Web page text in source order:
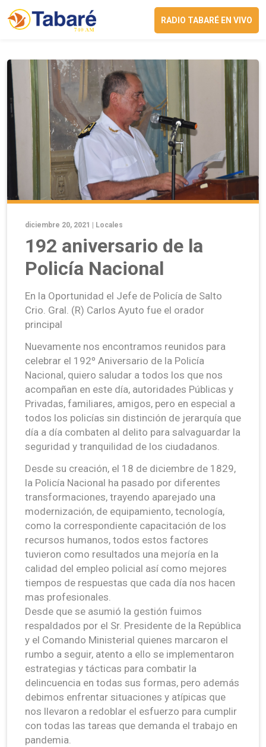
RADIO TABARÉ EN VIVO
diciembre 20, 2021 | Locales
192 aniversario de la
Policía Nacional
En la Oportunidad el Jefe de Policía de Salto
Crio. Gral. (R) Carlos Ayuto fue el orador
principal
Nuevamente nos encontramos reunidos para
celebrar el 192º Aniversario de la Policía
Nacional, quiero saludar a todos los que nos
acompañan en este día, autoridades Públicas y
Privadas, familiares, amigos, pero en especial a
todos los policías sin distinción de jerarquía que
día a día combaten al delito para salvaguardar la
seguridad y tranquilidad de los ciudadanos.
Desde su creación, el 18 de diciembre de 1829,
la Policía Nacional ha pasado por diferentes
transformaciones, trayendo aparejado una
modernización, de equipamiento, tecnología,
como la correspondiente capacitación de los
recursos humanos, todos estos factores
tuvieron como resultados una mejoría en la
calidad del empleo policial así como mejores
tiempos de respuestas que cada día nos hacen
mas profesionales.
Desde que se asumió la gestión fuimos
respaldados por el Sr. Presidente de la República
y el Comando Ministerial quienes marcaron el
rumbo a seguir, atento a ello se implementaron
estrategias y tácticas para combatir la
delincuencia en todas sus formas, pero además
debimos enfrentar situaciones y atípicas que
nos llevaron a redoblar el esfuerzo para cumplir
con todas las tareas que demanda el trabajo en
pandemia.